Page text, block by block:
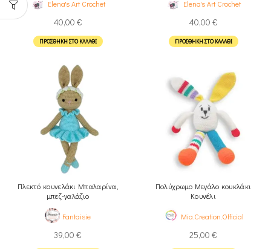
Elena's Art Crochet
40,00 €
ΠΡΟΣΘΉΚΗ ΣΤΟ ΚΑΛΆΘΙ
Elena's Art Crochet
40,00 €
ΠΡΟΣΘΉΚΗ ΣΤΟ ΚΑΛΆΘΙ
Πλεκτό κουνελάκι Μπαλαρίνα,
μπεζ-γαλάζιο
Fantaisie
39,00 €
Πολύχρωμο Μεγάλο κουκλάκι
Κουνέλι
Mia.Creation.Official
25,00 €